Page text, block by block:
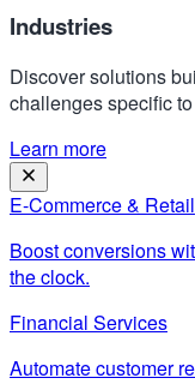
Industries
Discover solutions
challenges specific
Learn more
E-Commerce & Retail
Boost conversions
the clock.
Financial Services
Automate customer